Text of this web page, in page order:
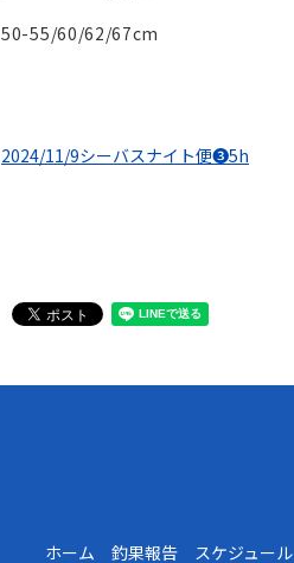
50-55/60/62/67cm
2024/11/9シーバスナイト便❸5h
ホーム 釣果報告 スケジュール